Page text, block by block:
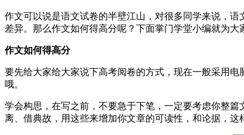
作文可以说是语文试卷的半壁江山，对很多同学来说，
差异。那么作文如何得高分呢？下面掌门学堂小编就为大
作文如何得高分
要先给大家给大家说下高考阅卷的方式，现在一般采用
哦。
学会构思，在写之前，不要急于下笔，一定要考虑你整
离、借典故，用这些来增加你文章的可读性，和论据，这